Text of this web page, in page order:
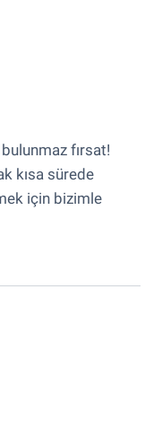
fırsat!
kısa sürede
için bizimle